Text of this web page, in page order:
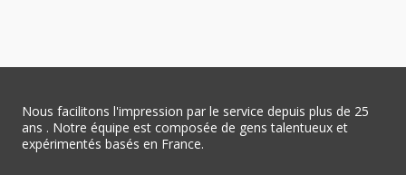
Nous facilitons l'impression par le service depuis plus de 25
ans . Notre équipe est composée de gens talentueux et
expérimentés basés en France.